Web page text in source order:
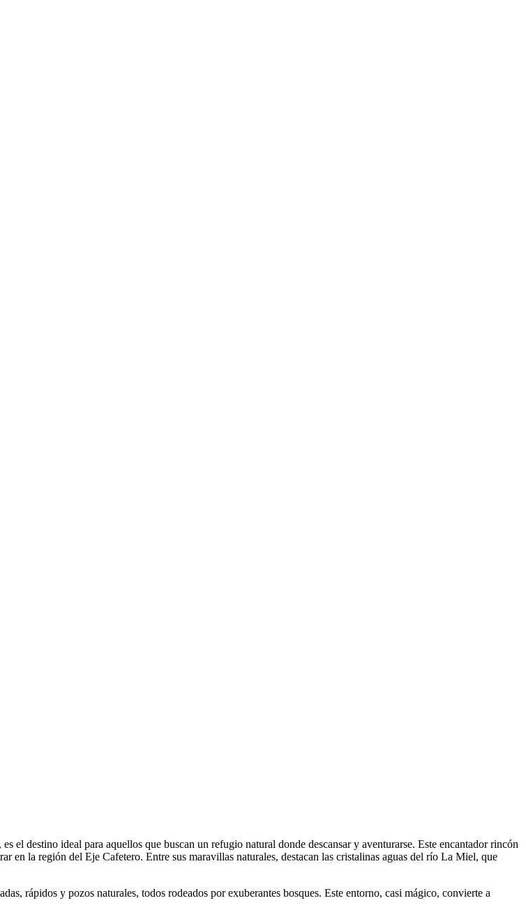
el destino ideal para aquellos que buscan un refugio natural donde descansar y aventurarse. Este encantador rincón
en la región del Eje Cafetero. Entre sus maravillas naturales, destacan las cristalinas aguas del río La Miel, que
rápidos y pozos naturales, todos rodeados por exuberantes bosques. Este entorno, casi mágico, convierte a